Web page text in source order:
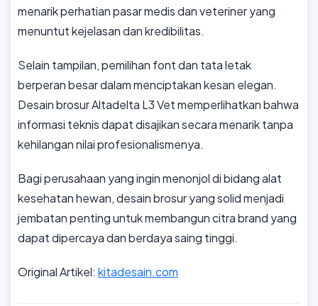
menarik perhatian pasar medis dan veteriner yang
menuntut kejelasan dan kredibilitas.
Selain tampilan, pemilihan font dan tata letak
berperan besar dalam menciptakan kesan elegan.
Desain brosur Altadelta L3 Vet memperlihatkan bahwa
informasi teknis dapat disajikan secara menarik tanpa
kehilangan nilai profesionalismenya.
Bagi perusahaan yang ingin menonjol di bidang alat
kesehatan hewan, desain brosur yang solid menjadi
jembatan penting untuk membangun citra brand yang
dapat dipercaya dan berdaya saing tinggi.
Original Artikel: kitadesain.com